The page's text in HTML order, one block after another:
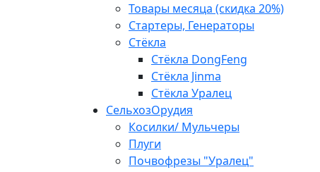
Товары месяца (скидка 20%)
Стартеры, Генераторы
Стёкла
Стёкла DongFeng
Стёкла Jinma
Стёкла Уралец
СельхозОрудия
Косилки/ Мульчеры
Плуги
Почвофрезы "Уралец"